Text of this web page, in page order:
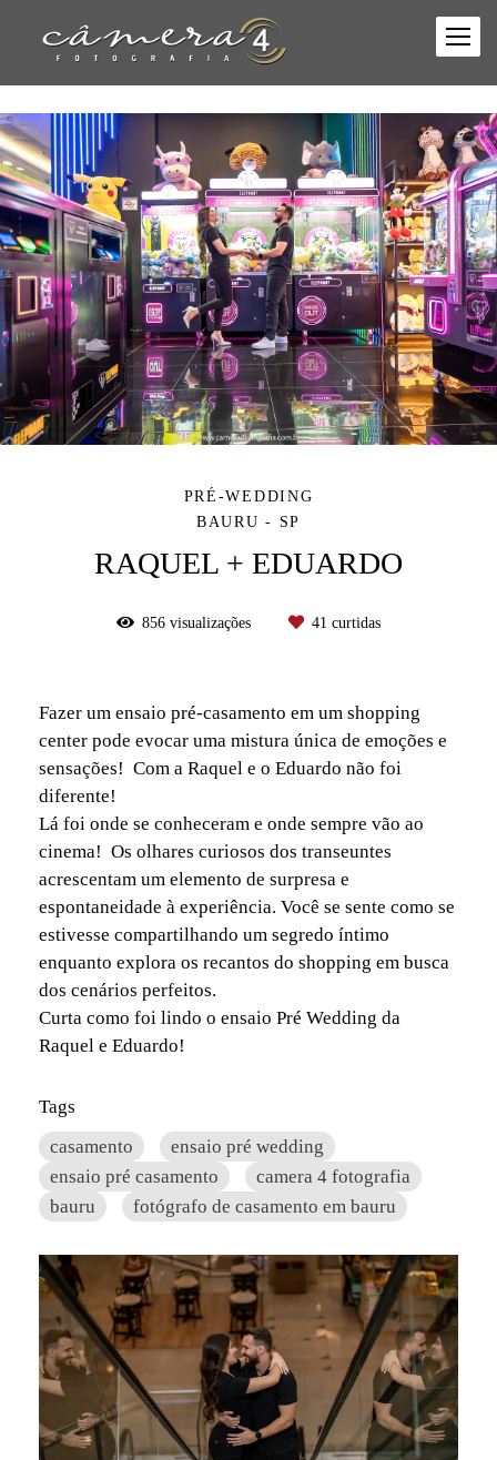
PRÉ-WEDDING
BAURU - SP
RAQUEL + EDUARDO
856 visualizações 41 curtidas
Fazer um ensaio pré-casamento em um shopping
center pode evocar uma mistura única de emoções e
sensações! Com a Raquel e o Eduardo não foi
diferente!
Lá foi onde se conheceram e onde sempre vão ao
cinema! Os olhares curiosos dos transeuntes
acrescentam um elemento de surpresa e
espontaneidade à experiência. Você se sente como se
estivesse compartilhando um segredo íntimo
enquanto explora os recantos do shopping em busca
dos cenários perfeitos.
Curta como foi lindo o ensaio Pré Wedding da
Raquel e Eduardo!
Tags
casamento
ensaio pré wedding
ensaio pré casamento
camera 4 fotografia
bauru
fotógrafo de casamento em bauru